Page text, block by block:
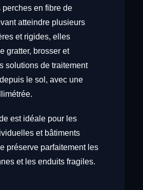
perches en fibre de
atteindre plusieurs
et rigides, elles
gratter, brosser et
solutions de traitement
le sol, avec une
est idéale pour les
et bâtiments
préserve parfaitement les
et les enduits fragiles.